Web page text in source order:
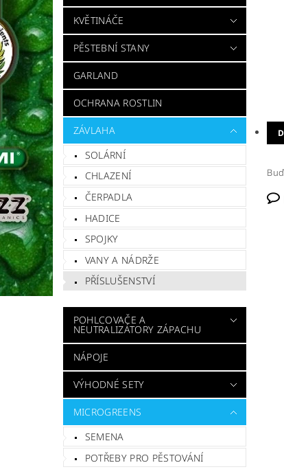
KVĚTINÁČE
PĚSTEBNÍ STANY
GARLAND
OCHRANA ROSTLIN
ZÁVLAHA
SOLÁRNÍ
CHLAZENÍ
ČERPADLA
HADICE
SPOJKY
VANY A NÁDRŽE
PŘÍSLUŠENSTVÍ
POHLCOVAČE A
NEUTRALIZÁTORY ZÁPACHU
NÁPOJE
VÝHODNÉ SETY
MICROGREENS
SEMENA
POTŘEBY PRO PĚSTOVÁNÍ